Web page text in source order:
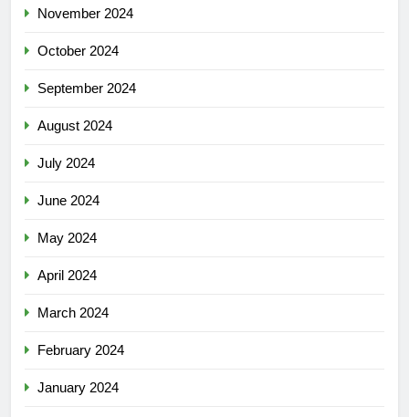
November 2024
October 2024
September 2024
August 2024
July 2024
June 2024
May 2024
April 2024
March 2024
February 2024
January 2024